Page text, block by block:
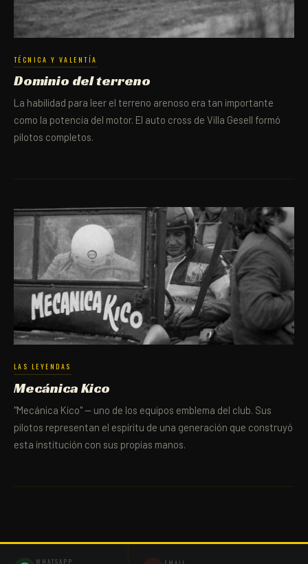
TÉCNICA Y VALENTÍA
Dominio del terreno
La habilidad para leer el terreno arenoso era tan importante
como la potencia del motor. El auto cross de Villa Gesell formó
pilotos completos.
LAS LEYENDAS
Mecánica Kico
"Mecánica Kico" — uno de los equipos emblema del club. Sus
pilotos representan el espíritu de una generación que construyó
esta institución con sus propias manos.
WHATSAPP